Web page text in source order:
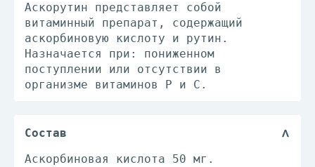
Аскорутин представляет собой
витаминный препарат, содержащий
аскорбиновую кислоту и рутин.
Назначается при: пониженном
поступлении или отсутствии в
организме витаминов Р и С.
Состав
Аскорбиновая кислота 50 мг.